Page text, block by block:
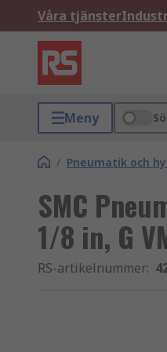
Våra tjänster
Meny
/ Pneumatik och
SMC
1/8 in, G
RS-artikelnummer: